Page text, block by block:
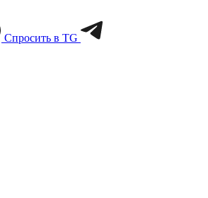
Спросить в TG